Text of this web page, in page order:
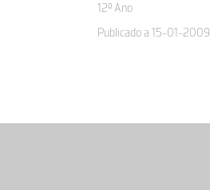
12º Ano
Publicado a 15-01-2009